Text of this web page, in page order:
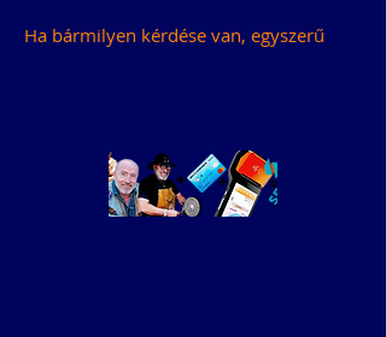
Ha bármilyen kérdése van, egyszerű